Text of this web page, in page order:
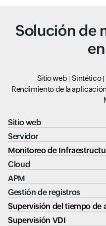
Solución de
Sitio web Sintético
Rendimiento de la aplicación
Sitio web
Servidor
Monitoreo de
Cloud
APM
Gestión de registros
Supervisión del tiempo de
Supervisión VDI